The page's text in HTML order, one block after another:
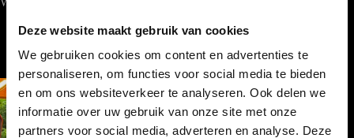
Deze website maakt gebruik van cookies
We gebruiken cookies om content en advertenties te
personaliseren, om functies voor social media te bieden
en om ons websiteverkeer te analyseren. Ook delen we
informatie over uw gebruik van onze site met onze
partners voor social media, adverteren en analyse. Deze